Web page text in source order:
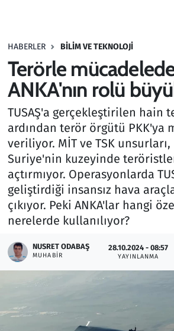
HABERLER BILIM VE TEKNOLOJI
Terörle
ANKA'nın rolü
TUSAŞ'a gerçekleştirilen hain
ardından terör örgütü PKK'ya
veriliyor. MİT ve TSK unsurları,
Suriye'nin kuzeyinde
açtırmıyor. Operasyonlarda
geliştirdiği insansız hava
çıkıyor. Peki ANKA'lar hangi
nerelerde kullanılıyor?
NUSRET ODABAŞ
MUHABIR
28.10.2024 - 08:57
YAYINLANMA
Haber
Kültür Sanat
Kurumsal Haberler
Lezzet Durağı
Memur ve Kamu
Otomobil
Rüya Tabirleri